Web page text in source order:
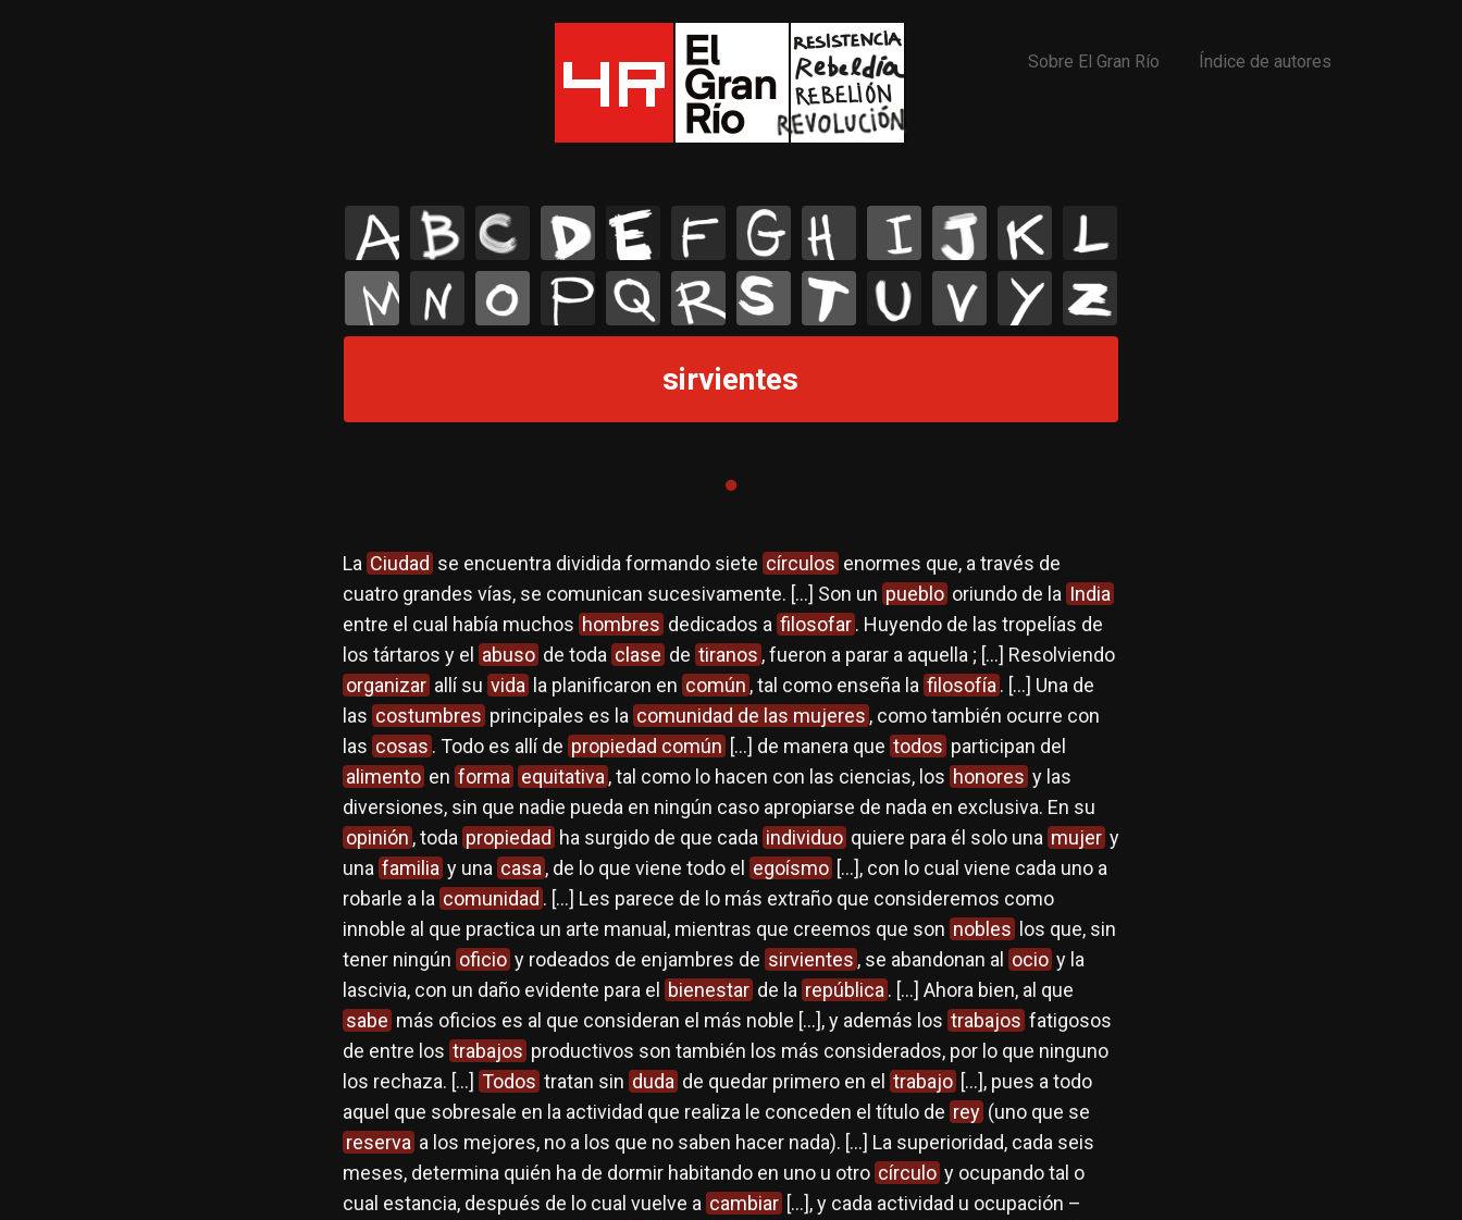
Sobre El Gran Río Índice de autores
A B C D E F G H J K
L
sirvientes
La Ciudad se encuentra dividida formando siete círculos enormes que, a través de
cuatro grandes vías, se comunican sucesivamente. […] Son un pueblo oriundo de la India
entre el cual había muchos hombres dedicados a filosofar. Huyendo de las tropelías de
los tártaros y el
abuso de toda clase de tiranos , fueron a parar a aquella ; […] Resolviendo
organizar allí su vida la planificaron en común , tal como enseña la filosofía. […] Una de
las costumbres principales es la comunidad de las mujeres , como también ocurre con
las cosas . Todo es allí de propiedad común […] de manera que todos participan del
alimento en forma equitativa, tal como lo hacen con las ciencias, los honores y las
diversiones, sin que nadie pueda en ningún caso apropiarse de nada en exclusiva. En su
opinión , toda propiedad ha surgido de que cada individuo quiere para él solo una mujer y
una familia y una casa, de lo que viene todo el egoísmo […], con lo cual viene cada uno a
robarle a la comunidad . […] Les parece de lo más extraño que consideremos como
innoble al que practica un arte manual, mientras que creemos que son nobles
los que, sin
tener ningún oficio y rodeados de enjambres de sirvientes , se abandonan al ocio y la
lascivia, con un daño evidente para el
bienestar de la república. […] Ahora bien, al que
sabe más oficios es al que consideran el más noble […], y además los trabajos fatigosos
de entre los trabajos productivos son también los más considerados, por lo que ninguno
los rechaza. […] Todos tratan sin duda de quedar primero en el trabajo […], pues a todo
aquel que sobresale en la actividad que realiza le conceden el título de rey (uno que se
reserva a los mejores, no a los que no saben hacer nada). […] La superioridad, cada seis
meses, determina quién ha de dormir habitando en uno u otro círculo y ocupando tal o
cual estancia, después de lo cual vuelve a cambiar […], y cada actividad u ocupación –